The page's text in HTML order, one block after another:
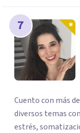
7
Cuento con más
diversos temas
estrés,